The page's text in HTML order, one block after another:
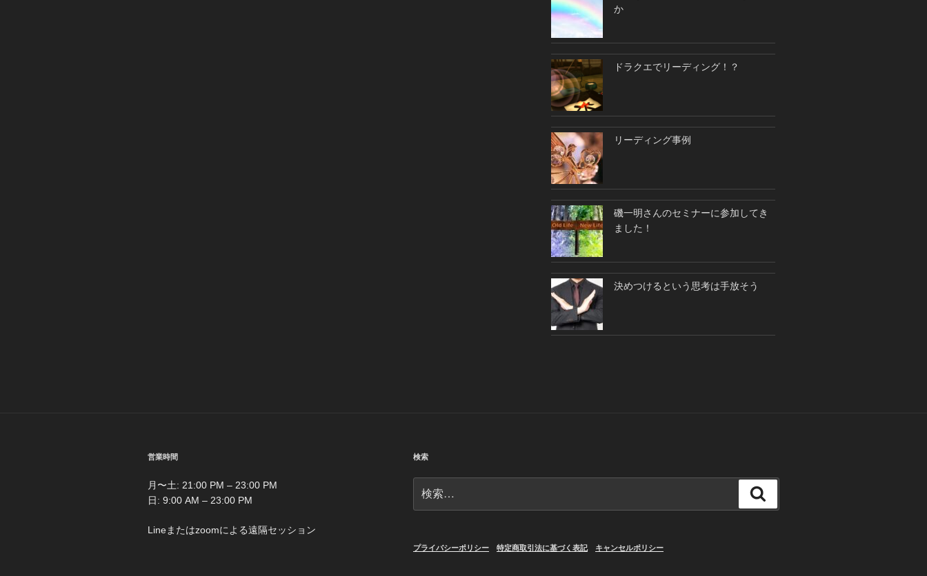
か
ドラクエでリーディング！？
リーディング事例
磯一明さんのセミナーに参加してき
ました！
決めつけるという思考は手放そう
営業時間
月〜土: 21:00 PM – 23:00 PM
日: 9:00 AM – 23:00 PM
Lineまたはzoomによる遠隔セッション
検索
索:
索
プライバシーポリシー 特定商取引法に基づく表記 キャンセルポリシー